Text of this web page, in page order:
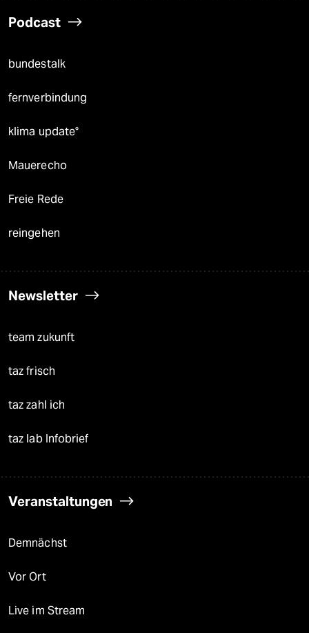
Podcast
bundestalk
fernverbindung
klima update°
Mauerecho
Freie Rede
reingehen
Newsletter
team zukunft
taz frisch
taz zahl ich
taz lab Infobrief
Veranstaltungen
Demnächst
Vor Ort
Live im Stream